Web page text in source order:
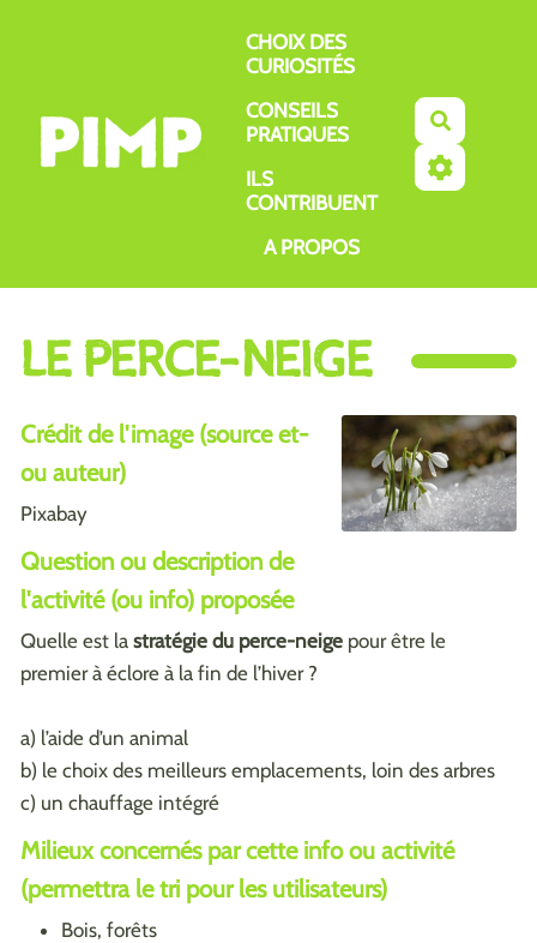
CHOIX DES
CURIOSITÉS
CONSEILS
PRATIQUES
ILS
CONTRIBUENT
A PROPOS
LE PERCE-NEIGE
Crédit de l'image (source et-
ou auteur)
Pixabay
Question ou description de
l'activité (ou info) proposée
Quelle est la stratégie du perce-neige pour être le
premier à éclore à la fin de l’hiver ?
a) l’aide d’un animal
b) le choix des meilleurs emplacements, loin des arbres
c) un chauffage intégré
Milieux concernés par cette info ou activité
(permettra le tri pour les utilisateurs)
Bois, forêts